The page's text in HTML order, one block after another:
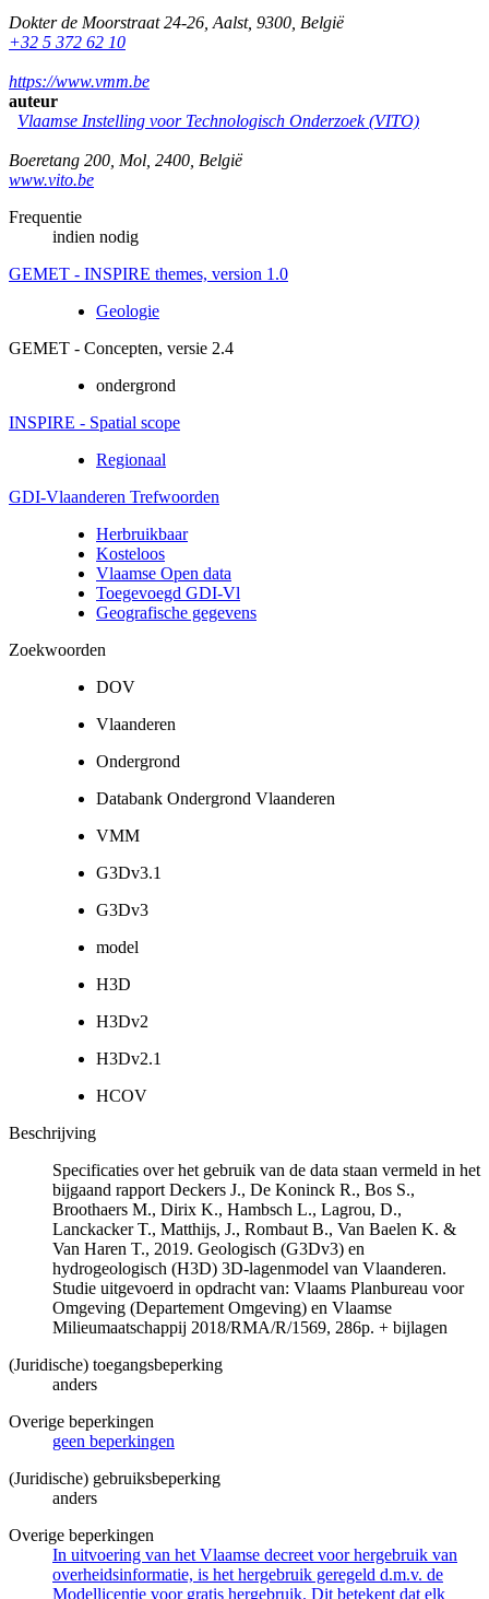
Dokter de Moorstraat 24-26 Aalst, 9300 België
+32 5 372 62 10
https://www.vmm.be
auteur
Vlaamse Instelling voor Technologisch Onderzoek (VITO)
Boeretang 200 Mol 2400 België
www.vito.be
Frequentie
indien nodig
GEMET - INSPIRE themes, version 1.0
Geologie
GEMET - Concepten, versie 2.4
ondergrond
INSPIRE - Spatial scope
Regionaal
GDI-Vlaanderen Trefwoorden
Herbruikbaar
Kosteloos
Vlaamse Open data
Toegevoegd GDI-Vl
Geografische gegevens
Zoekwoorden
DOV
Vlaanderen
Ondergrond
Databank Ondergrond Vlaanderen
VMM
G3Dv3.1
G3Dv3
model
H3D
H3Dv2
H3Dv2.1
HCOV
Beschrijving
Specificaties over het gebruik van de data staan vermeld in het
bijgaand rapport Deckers J., De Koninck R., Bos S.,
Broothaers M., Dirix K., Hambsch L., Lagrou, D.,
Lanckacker T., Matthijs, J., Rombaut B., Van Baelen K. &
Van Haren T., 2019. Geologisch (G3Dv3) en
hydrogeologisch (H3D) 3D-lagenmodel van Vlaanderen.
Studie uitgevoerd in opdracht van: Vlaams Planbureau voor
Omgeving (Departement Omgeving) en Vlaamse
Milieumaatschappij 2018/RMA/R/1569, 286p. + bijlagen
(Juridische) toegangsbeperking
anders
Overige beperkingen
geen beperkingen
(Juridische) gebruiksbeperking
anders
Overige beperkingen
In uitvoering van het Vlaamse decreet voor hergebruik van
overheidsinformatie, is het hergebruik geregeld d.m.v. de
Modellicentie voor gratis hergebruik. Dit betekent dat elk